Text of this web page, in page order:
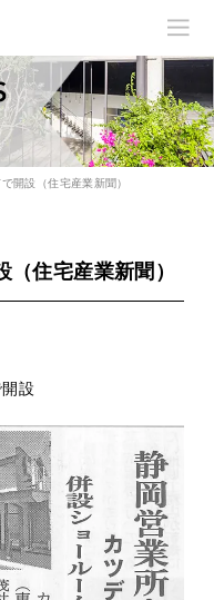
開設（住宅産業新聞）
住宅産業新聞）
設